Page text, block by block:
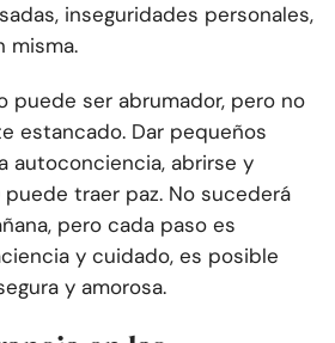
inseguridades personales,
misma.
puede ser abrumador, pero no
estancado. Dar pequeños
autoconciencia, abrirse y
traer paz. No sucederá
pero cada paso es
y cuidado, es posible
y amorosa.